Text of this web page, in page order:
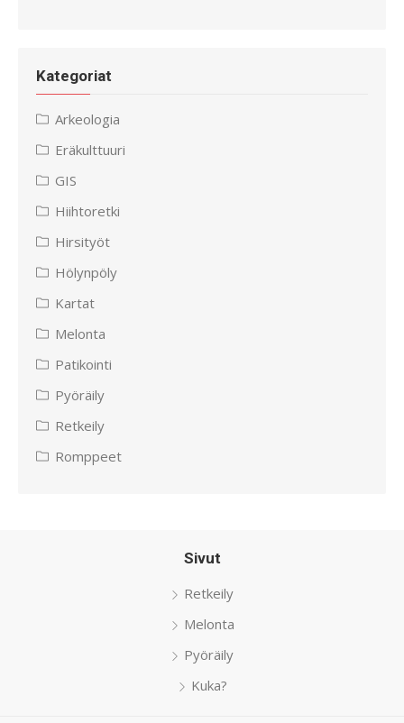
Kategoriat
Arkeologia
Eräkulttuuri
GIS
Hiihtoretki
Hirsityöt
Hölynpöly
Kartat
Melonta
Patikointi
Pyöräily
Retkeily
Romppeet
Sivut
Retkeily
Melonta
Pyöräily
Kuka?